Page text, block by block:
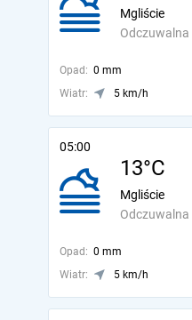
Odczuwalna
Mgliście
Opad: 0 mm
Wiatr:
5 km/h
05:00
13°C
Odczuwalna
Mgliście
Opad: 0 mm
Wiatr:
5 km/h